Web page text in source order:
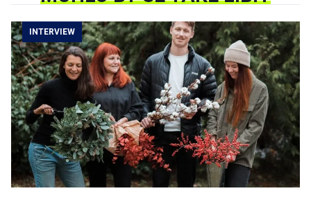
INTERVIEW